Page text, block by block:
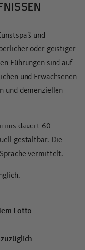
und
oder geistiger
Führungen sind auf
und Erwachsenen
und demenziellen
dauert 60
gestaltbar. Die
vermittelt.
Lotto-